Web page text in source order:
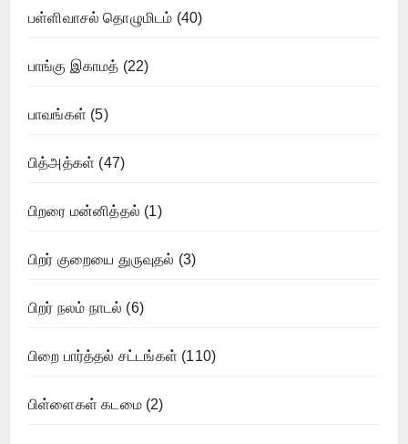
பள்ளிவாசல் தொழுமிடம் (40)
பாங்கு இகாமத் (22)
பாவங்கள் (5)
பித்அத்கள் (47)
பிறரை மன்னித்தல் (1)
பிறர் குறையை துருவுதல் (3)
பிறர் நலம் நாடல் (6)
பிறை பார்த்தல் சட்டங்கள் (110)
பிள்ளைகள் கடமை(2)